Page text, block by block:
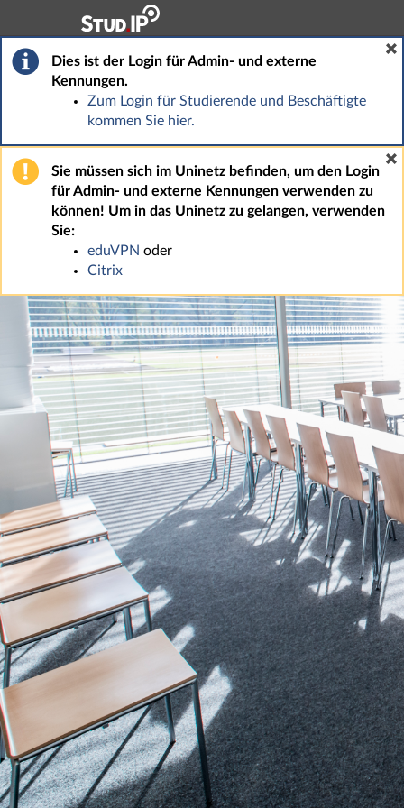
Hauptnavigation
Fußzeile
Dies ist der Login für Admin- und externe
Kennungen.
Zum Login für Studierende und Beschäftigte
kommen Sie hier.
Sie müssen sich im Uninetz befinden, um den Login
für Admin- und externe Kennungen verwenden zu
können! Um in das Uninetz zu gelangen, verwenden
Sie:
eduVPN oder
Citrix